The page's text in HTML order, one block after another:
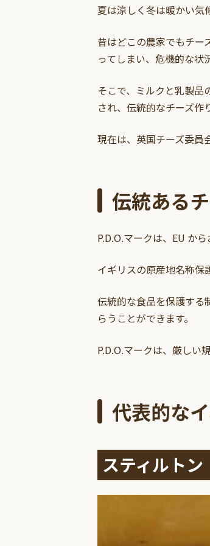
夏は涼しく冬は暖かい気
昔はどこの農家でもチー
ってしまい、危機的な状
そこで、ミルクと乳製品
され、伝統的なチーズ作
現在は、英国チーズ委員
伝統ある
P.D.O.マークは、EU か
イギリスの原産地名称保
伝統的な食品を保護する
らうことができます。
P.D.O.マークは、厳しい
代表的な
スティルトン